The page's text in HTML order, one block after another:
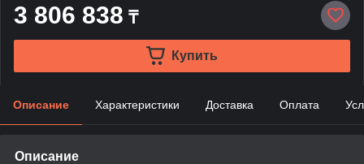
3 806 838 ₸
Купить
Описание Характеристики Доставка Оплата
Описание